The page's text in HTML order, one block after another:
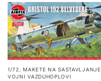
1/72,MAKETE NA SASTAVLJANJE
VOJNI VAZDUHOPLOVI